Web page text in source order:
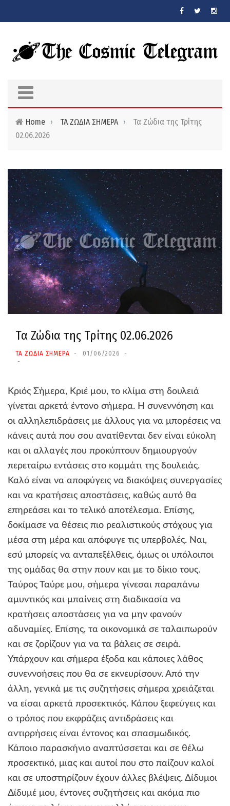
Home › ΤΑ ΖΩΔΙΑ ΣΗΜΕΡΑ ›
Τα Ζώδια της Τρίτης
02.06.2026
Τα Ζώδια της Τρίτης 02.06.2026
ΤΑ ΖΩΔΙΑ ΣΗΜΕΡΑ 01/06/2026
Κριός Σήμερα, Κριέ μου, το κλίμα στη δουλειά
γίνεται αρκετά έντονο σήμερα. Η συνεννόηση και
οι αλληλεπιδράσεις με άλλους για να μπορέσεις να
κάνεις αυτά που σου ανατίθενται δεν είναι εύκολη
και οι αλλαγές που προκύπτουν δημιουργούν
περεταίρω εντάσεις στο κομμάτι της δουλειάς.
Καλό είναι να αποφύγεις να διακόψεις συνεργασίες
και να κρατήσεις αποστάσεις, καθώς αυτό θα
επηρεάσει και το τελικό αποτέλεσμα. Επίσης,
δοκίμασε να θέσεις πιο ρεαλιστικούς στόχους για
μέσα στη μέρα και απόφυγε τις υπερβολές. Ναι,
εσύ μπορείς να ανταπεξέλθεις, όμως οι υπόλοιποι
της ομάδας θα στην πουν και με το δίκιο τους.
Ταύρος Ταύρε μου, σήμερα γίνεσαι παραπάνω
αμυντικός και μπαίνεις στη διαδικασία να
κρατήσεις αποστάσεις για να μην φανούν
αδυναμίες. Επίσης, τα οικονομικά σε ταλαιπωρούν
και σε ζορίζουν για να τα βάλεις σε σειρά.
Υπάρχουν και σήμερα έξοδα και κάποιες λάθος
συνεννοήσεις που θα σε εκνευρίσουν. Από την
άλλη, γενικά με τις συζητήσεις σήμερα χρειάζεται
να είσαι αρκετά προσεκτικός. Κάπου ξεφεύγεις και
ο τρόπος που εκφράζεις αντιδράσεις και
αντιρρήσεις είναι έντονος και σπασμωδικός.
Κάποιο παρασκήνιο αναπτύσσεται και σε θέλω
προσεκτικό, μιας και αυτοί που στο παίζουν καλοί
και σε υποστηρίζουν έχουν άλλες βλέψεις. Δίδυμοι
Δίδυμέ μου, έντονες συζητήσεις και ακόμα πιο